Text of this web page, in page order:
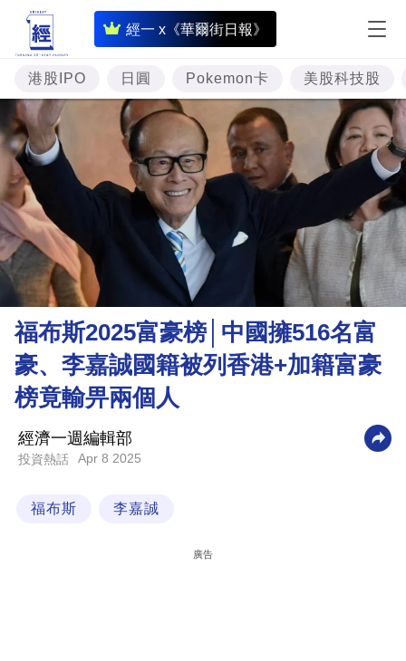
經一 x《華爾街日報》
即
時
財
經
專
題
投
理
財
商
業
科
技
場
港股IPO 日圓 Pokemon卡 美股科技股
福布斯2025富豪榜│中國擁516名富
豪、李嘉誠國籍被列香港+加籍富豪
榜竟輸畀兩個人
經濟一週編輯部
投資熱話 Apr 8 2025
福布斯 李嘉誠
廣告